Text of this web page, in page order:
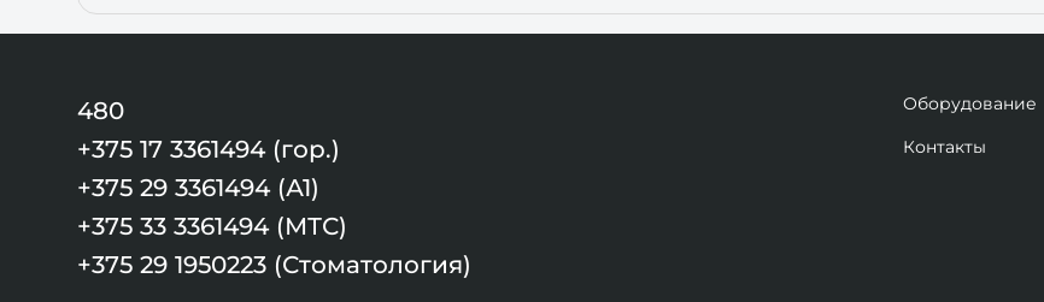
480
+375 17 3361494 (гор.)
+375 29 3361494 (А1)
+375 33 3361494 (МТС)
+375 29 1950223 (Стоматология)
Оборудование
Контакты